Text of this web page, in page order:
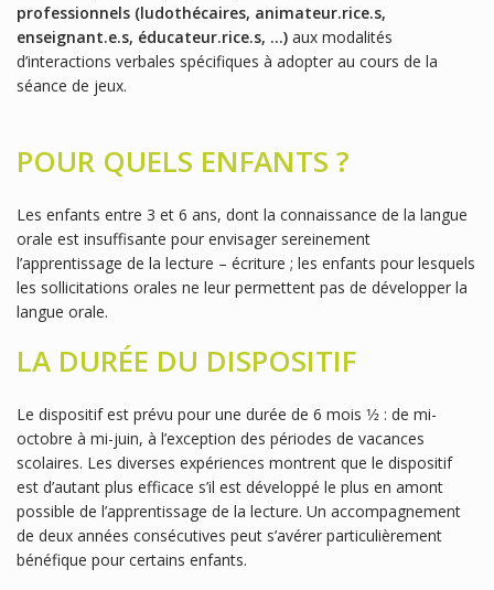
professionnels (ludothécaires, animateur.rice.s,
enseignant.e.s, éducateur.rice.s, …) aux modalités
d’interactions verbales spécifiques à adopter au cours de la
séance de jeux.
POUR QUELS ENFANTS ?
Les enfants entre 3 et 6 ans, dont la connaissance de la langue
orale est insuffisante pour envisager sereinement
l’apprentissage de la lecture – écriture ; les enfants pour lesquels
les sollicitations orales ne leur permettent pas de développer la
langue orale.
LA DURÉE DU DISPOSITIF
Le dispositif est prévu pour une durée de 6 mois 1⁄2 : de mi-
octobre à mi-juin, à l’exception des périodes de vacances
scolaires. Les diverses expériences montrent que le dispositif
est d’autant plus efficace s’il est développé le plus en amont
possible de l’apprentissage de la lecture. Un accompagnement
de deux années consécutives peut s’avérer particulièrement
bénéfique pour certains enfants.